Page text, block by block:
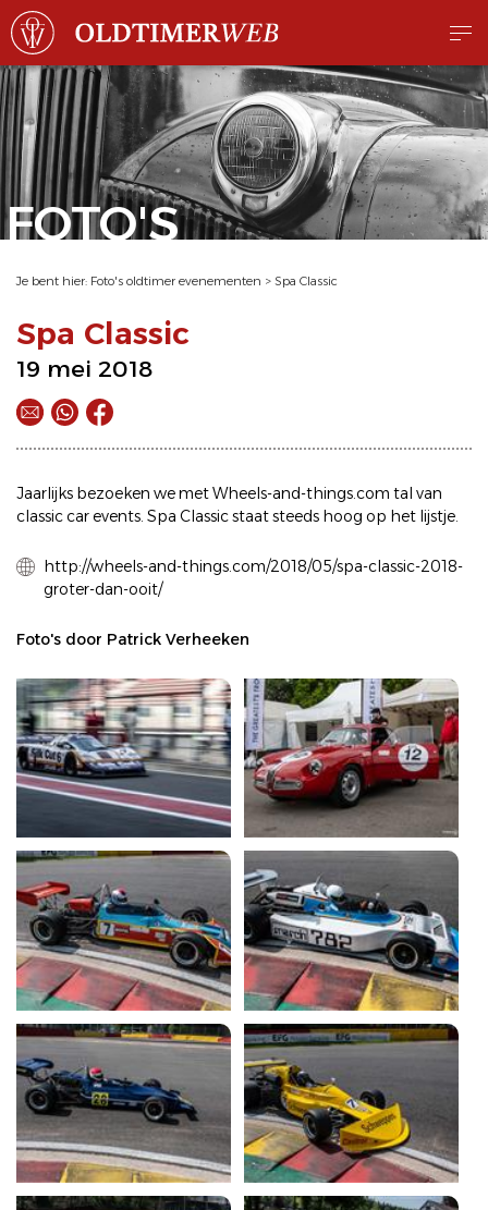
FOTO'S
Je bent hier: Foto's oldtimer evenementen > Spa Classic
Spa Classic
19 mei 2018
Jaarlijks bezoeken we met Wheels-and-things.com tal van
classic car events. Spa Classic staat steeds hoog op het lijstje.
http://wheels-and-things.com/2018/05/spa-classic-2018-
groter-dan-ooit/
Foto's door Patrick Verheeken